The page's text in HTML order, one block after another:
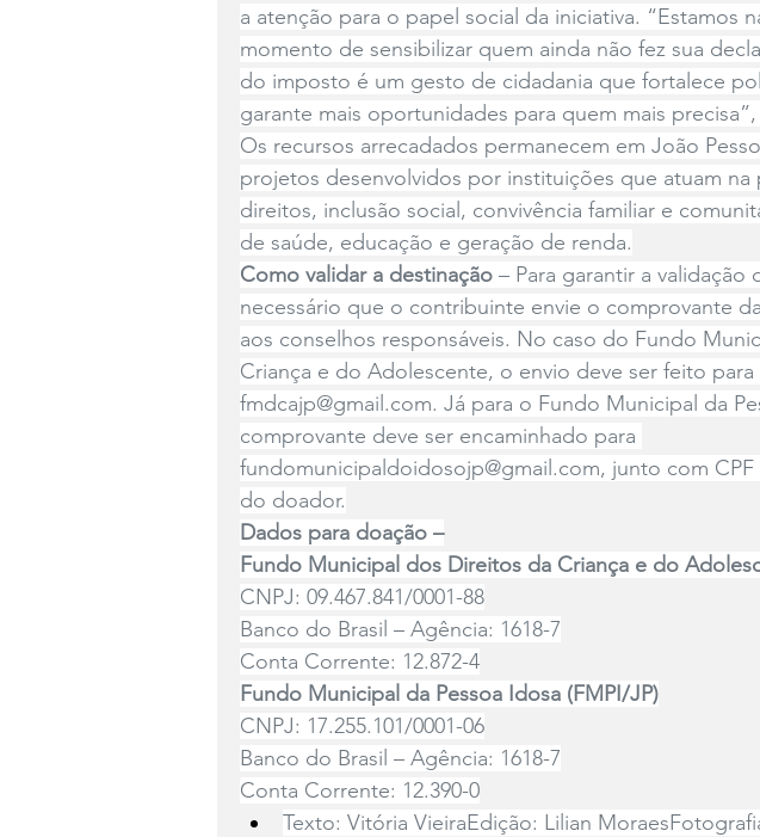
a atenção para o papel social da iniciativa. “Estamos
momento de sensibilizar quem ainda não fez sua
do imposto é um gesto de cidadania que fortalece
garante mais oportunidades para quem mais
Os recursos arrecadados permanecem em João
projetos desenvolvidos por instituições que atuam na
direitos, inclusão social, convivência familiar e
de saúde, educação e geração de renda.
Como validar a destinação – Para garantir a validação
necessário que o contribuinte envie o comprovante
aos conselhos responsáveis. No caso do Fundo
Criança e do Adolescente, o envio deve ser feito para
fmdcajp@gmail.com. Já para o Fundo Municipal da
comprovante deve ser encaminhado para
fundomunicipaldoidosojp@gmail.com, junto com
do doador.
Dados para doação –
Fundo Municipal dos Direitos da Criança e do
CNPJ: 09.467.841/0001-88
Banco do Brasil – Agência: 1618-7
Conta Corrente: 12.872-4
Fundo Municipal da Pessoa Idosa (FMPI/JP)
CNPJ: 17.255.101/0001-06
Banco do Brasil – Agência: 1618-7
Conta Corrente: 12.390-0
Texto: Vitória VieiraEdição: Lilian